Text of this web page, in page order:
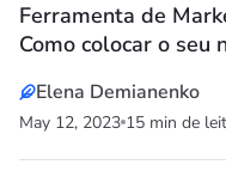
Ferramenta de
Como colocar o seu
Elena Demianenko
May 12, 2023 15 min de